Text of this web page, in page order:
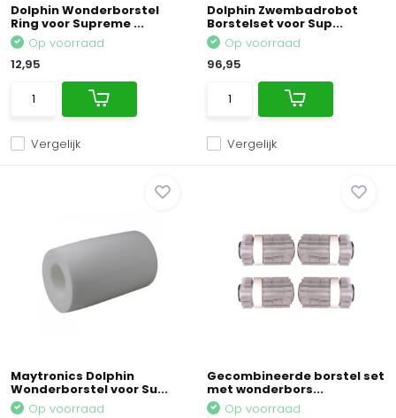
Dolphin Wonderborstel
Ring voor Supreme ...
Vergelijk
Op voorraad
12,95
Dolphin Zwembadrobot
Borstelset voor Sup...
Vergelijk
Op voorraad
96,95
Maytronics Dolphin
Wonderborstel voor Su...
Op voorraad
Gecombineerde borstel set
met wonderbors...
Op voorraad